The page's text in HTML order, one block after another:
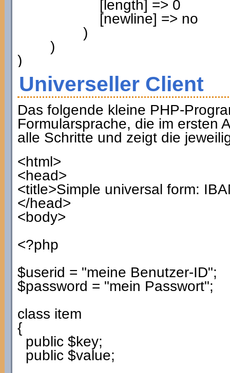
[length] => 0
[newline] => no
)
)
)
Universeller Client
Das folgende kleine PHP-
Formularsprache, die im ersten
alle Schritte und zeigt die
<html>
<head>
<title>Simple universal form:
</head>
<body>
<?php
$userid = "meine Benutzer-ID";
$password = "mein Passwort";
class item
{
public $key;
public $value;